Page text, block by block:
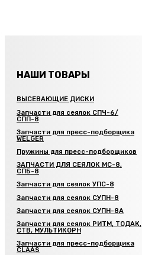
НАШИ ТОВАРЫ
ВЫСЕВАЮЩИЕ ДИСКИ
Запчасти для сеялок СПЧ-6/
СПП-8
Запчасти для пресс-подборщика
WELGER
Пружины для пресс-подборщиков
ЗАПЧАСТИ ДЛЯ СЕЯЛОК МС-8,
СПБ-8
Запчасти для сеялок УПС-8
Запчасти для сеялок СУПН-8
Запчасти для сеялок СУПН-8А
Запчасти для сеялок РИТМ, ТОДАК,
СТВ, МУЛЬТИКОРН
Запчасти для пресс-подборщика
CLAAS